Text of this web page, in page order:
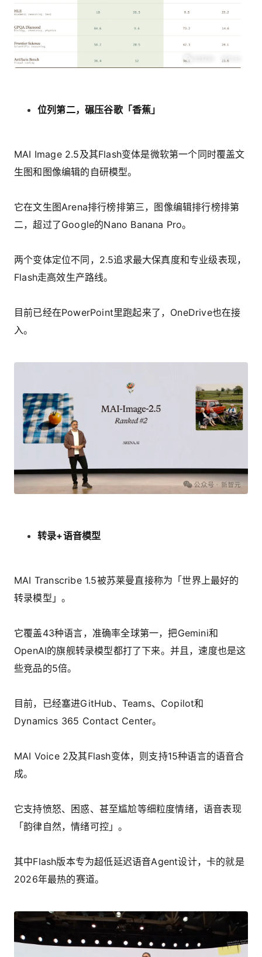
位列第二，碾压谷歌「香蕉」
MAI Image 2.5及其Flash变体是微软第一个同时覆盖文
生图和图像编辑的自研模型。
它在文生图Arena排行榜排第三，图像编辑排行榜排第
二，超过了Google的Nano Banana Pro。
两个变体定位不同，2.5追求最大保真度和专业级表现，
Flash走高效生产路线。
目前已经在PowerPoint里跑起来了，OneDrive也在接
入。
转录+语音模型
MAI Transcribe 1.5被苏莱曼直接称为「世界上最好的
转录模型」。
它覆盖43种语言，准确率全球第一，把Gemini和
OpenAI的旗舰转录模型都打了下来。并且，速度也是这
些竞品的5倍。
目前，已经塞进GitHub、Teams、Copilot和
Dynamics 365 Contact Center。
MAI Voice 2及其Flash变体，则支持15种语言的语音合
成。
它支持愤怒、困惑、甚至尴尬等细粒度情绪，语音表现
「韵律自然，情绪可控」。
其中Flash版本专为超低延迟语音Agent设计，卡的就是
2026年最热的赛道。